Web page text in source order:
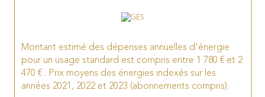
Montant estimé des dépenses annuelles d'énergie
pour un usage standard est compris entre 1 780 € et 2
470 € . Prix moyens des énergies indexés sur les
années 2021, 2022 et 2023 (abonnements compris).